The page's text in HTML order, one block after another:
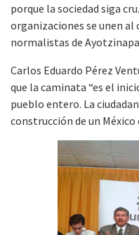
porque la sociedad siga
organizaciones se unen al
normalistas de
Carlos Eduardo Pérez
que la caminata “es el
pueblo entero. La
construcción de un México